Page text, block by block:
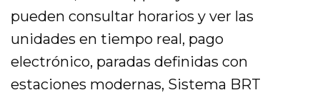
pueden consultar horarios y ver las
unidades en tiempo real, pago
electrónico, paradas definidas con
estaciones modernas, Sistema BRT